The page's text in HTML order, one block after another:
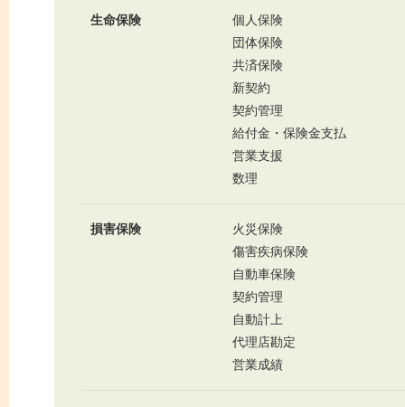
生命保険
個人保険
団体保険
共済保険
新契約
契約管理
給付金・保険金支払
営業支援
数理
損害保険
火災保険
傷害疾病保険
自動車保険
契約管理
自動計上
代理店勘定
営業成績